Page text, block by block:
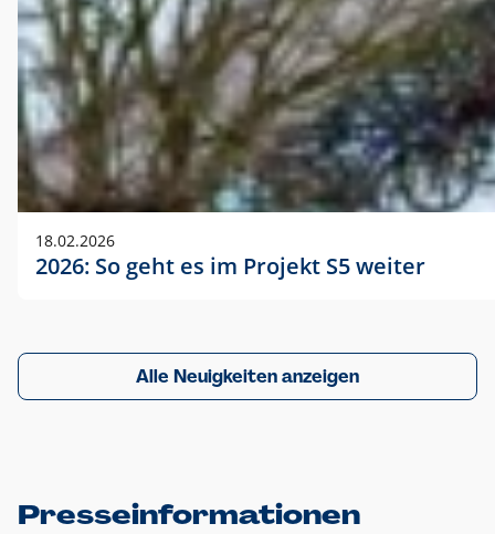
18.02.2026
2026: So geht es im Projekt S5 weiter
Alle Neuigkeiten anzeigen
Presseinformationen